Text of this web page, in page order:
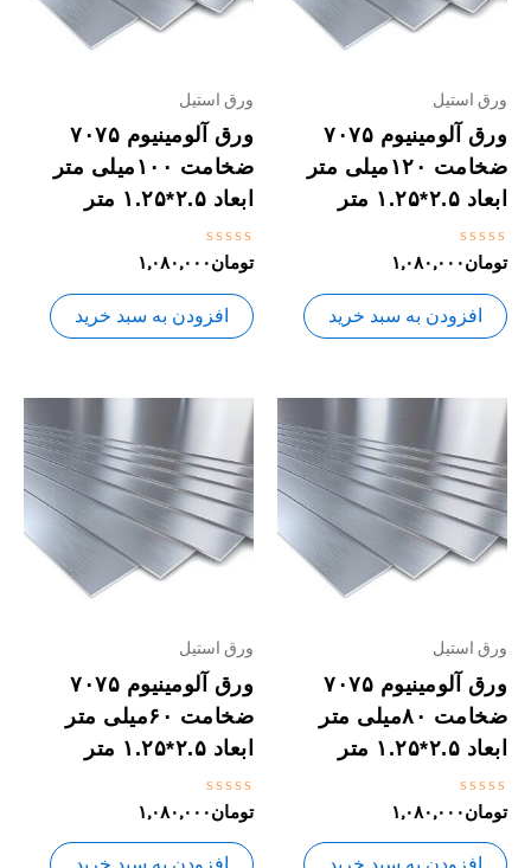
ورق استیل
ورق آلومینیوم ۷۰۷۵
ضخامت ۱۲۰میلی متر
ابعاد ۲.۵*۱.۲۵ متر
نمره
0
از
5
تومان۱,۰۸۰,۰۰۰
افزودن به سبد خرید
ورق استیل
ورق آلومینیوم ۷۰۷۵
ضخامت ۱۰۰میلی متر
ابعاد ۲.۵*۱.۲۵ متر
نمره
0
از
5
تومان۱,۰۸۰,۰۰۰
افزودن به سبد خرید
ورق استیل
ورق آلومینیوم ۷۰۷۵
ضخامت ۸۰میلی متر
ابعاد ۲.۵*۱.۲۵ متر
نمره
0
از
5
تومان۱,۰۸۰,۰۰۰
ورق استیل
ورق آلومینیوم ۷۰۷۵
ضخامت ۶۰میلی متر
ابعاد ۲.۵*۱.۲۵ متر
نمره
0
از
5
تومان۱,۰۸۰,۰۰۰